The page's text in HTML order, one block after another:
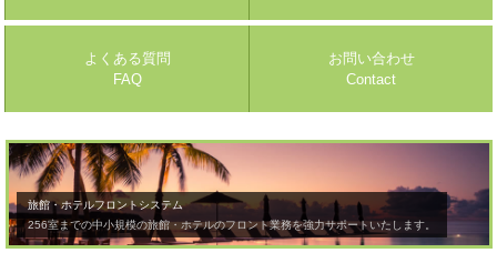
よくある質問
FAQ
お問い合わせ
Contact
旅館・ホテルフロントシステム
256室までの中小規模の旅館・ホテルのフロント業務を強力サポートいたします。